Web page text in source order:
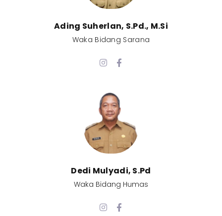
Ading Suherlan, S.Pd., M.Si​
Waka Bidang Sarana​
Dedi Mulyadi, S.Pd​
Waka Bidang Humas